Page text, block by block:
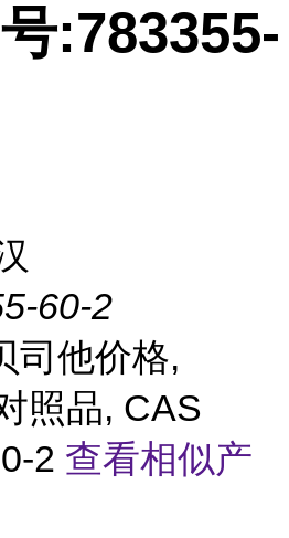
:783355-
60-2
司他价格,
照品, CAS
2 查看相似产